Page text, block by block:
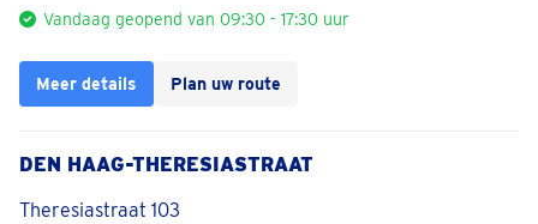
Vandaag geopend van 09:30 - 17:30 uur
Meer details Plan uw route
DEN HAAG-THERESIASTRAAT
Theresiastraat 103